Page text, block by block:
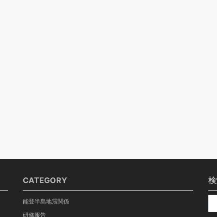
CATEGORY
能登半島地震関係
研修報告